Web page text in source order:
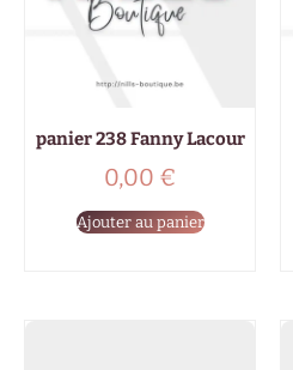
panier 238 Fanny Lacour
0,00 €
Ajouter au panier